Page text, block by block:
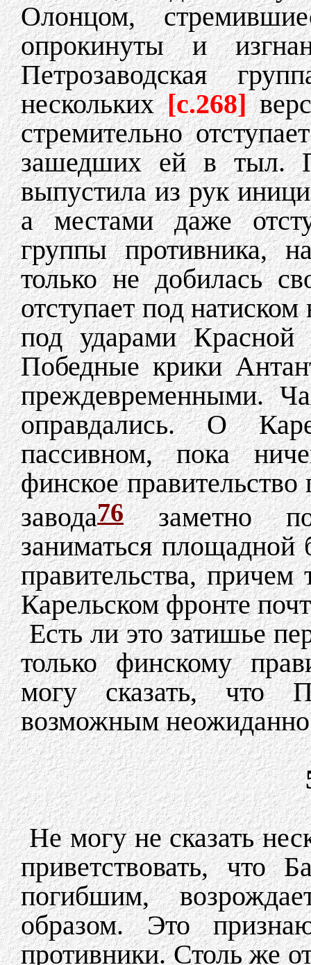
Олонцом,
опрокинуты и
Петрозаводская
нескольких[c.268]
стремительно
зашедших ей в тыл.
выпустила из рук
а местами даже
группы противника,
только не добилась
отступает под
под ударами
Победные крики
преждевременными.
оправдались. О
пассивном, пока
финское
завода76заметно
заниматься площадной
правительства,
Карельском фронте
Есть ли это затишье
только финскому
могу сказать, что
возможным
Не могу не сказать
приветствовать, что
погибшим,
образом. Это
противники. Столь же